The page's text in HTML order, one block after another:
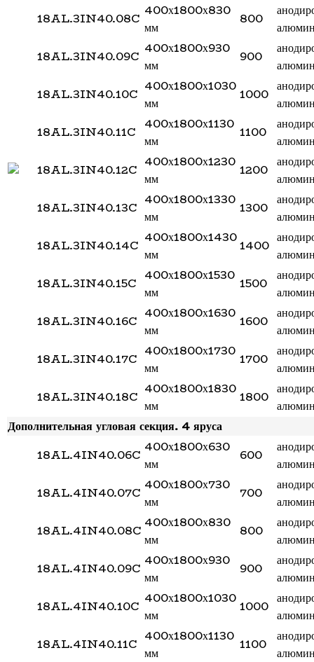
18AL.3IN40.08C 400х1800х830
мм
800
18AL.3IN40.09C 400х1800х930
мм
900
18AL.3IN40.10C 400х1800х1030
мм
1000
18AL.3IN40.11C 400х1800х1130
мм
1100
18AL.3IN40.12C 400х1800х1230
мм
1200
18AL.3IN40.13C 400х1800х1330
мм
1300
18AL.3IN40.14C 400х1800х1430
мм
1400
18AL.3IN40.15C 400х1800х1530
мм
1500
18AL.3IN40.16C 400х1800х1630
мм
1600
18AL.3IN40.17C 400х1800х1730
мм
1700
18AL.3IN40.18C 400х1800х1830
мм
1800
Дополнительная угловая секция. 4 яруса
18AL.4IN40.06C 400х1800х630
мм
600
18AL.4IN40.07C 400х1800х730
мм
700
18AL.4IN40.08C 400х1800х830
мм
800
18AL.4IN40.09C 400х1800х930
мм
900
18AL.4IN40.10C 400х1800х1030
мм
1000
18AL.4IN40.11C 400х1800х1130
мм
1100